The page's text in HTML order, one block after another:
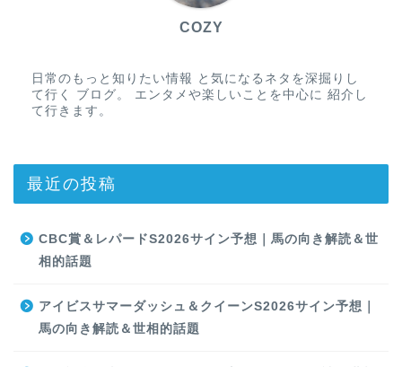
COZY
日常のもっと知りたい情報 と気になるネタを深掘りし
て行く ブログ。 エンタメや楽しいことを中心に 紹介し
て行きます。
最近の投稿
CBC賞＆レパードS2026サイン予想｜馬の向き解読＆世
相的話題
アイビスサマーダッシュ＆クイーンS2026サイン予想｜
馬の向き解読＆世相的話題